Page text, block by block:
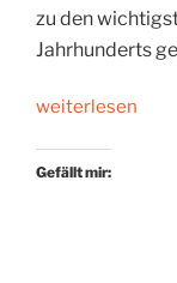
zu den
Jahrhunderts
„Gestatten?
Von
weiterlesen
Gefällt mir: